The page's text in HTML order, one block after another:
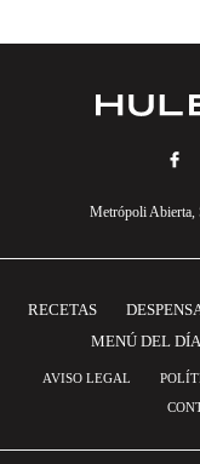
Metrópoli Abierta,
RECETAS
MENÚ DEL DÍA
AVISO LEGAL